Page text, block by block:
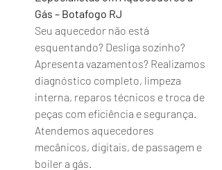
Gás – Botafogo RJ
Seu aquecedor não está
esquentando? Desliga sozinho?
Apresenta vazamentos? Realizamos
diagnóstico completo, limpeza
interna, reparos técnicos e troca de
peças com eficiência e segurança.
Atendemos aquecedores
mecânicos, digitais, de passagem e
boiler a gás.